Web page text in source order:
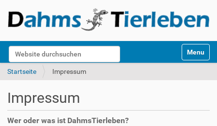
Website durchsuchen
k
Toggle
Startseite Impressum
Impressum
Wer oder was ist DahmsTierleben?